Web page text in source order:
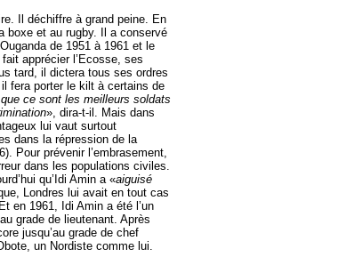
Il déchiffre à grand peine. En
boxe et au rugby. Il a conservé
de 1951 à 1961 et le
apprécier l’Ecosse, ses
tard, il dictera tous ses ordres
fera porter le kilt à certains de
ce sont les meilleurs soldats
», dira-t-il. Mais dans
lui vaut surtout
dans la répression de la
Pour prévenir l’embrasement,
dans les populations civiles.
qu’Idi Amin a «aiguisé
Londres lui avait en tout cas
en 1961, Idi Amin a été l’un
grade de lieutenant. Après
jusqu’au grade de chef
un Nordiste comme lui.